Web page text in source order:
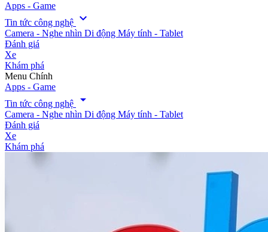
Apps - Game
Tin tức công nghệ expand_more
Camera - Nghe nhìn Di động Máy tính - Tablet
Đánh giá
Xe
Khám phá
search
Menu Chính
Apps - Game
Tin tức công nghệ
arrow_drop_down
Camera - Nghe nhìn Di động Máy tính - Tablet
Đánh giá
Xe
Khám phá